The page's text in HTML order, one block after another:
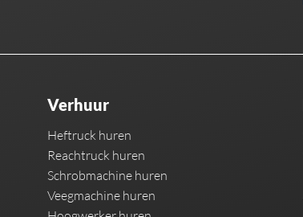
Verhuur
Heftruck huren
Reachtruck huren
Schrobmachine huren
Veegmachine huren